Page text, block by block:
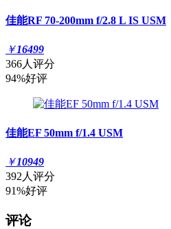
佳能RF 70-200mm f/2.8 L IS USM
￥16499
366人评分
94%好评
佳能EF 50mm f/1.4 USM
￥10949
392人评分
91%好评
评论